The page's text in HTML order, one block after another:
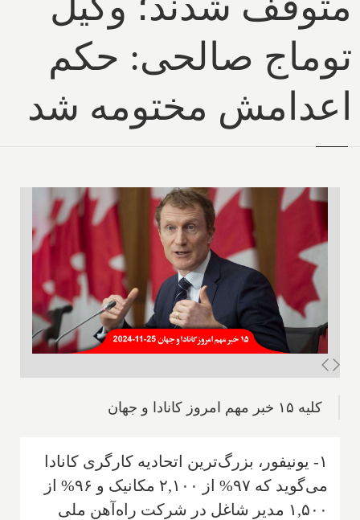
توماج صالحی: حکم
اعدامش مختومه شد
کلیه ۱۵ خبر مهم امروز کانادا و جهان
۱- یونیفور، بزرگ‌ترین اتحادیه کارگری کانادا
می‌گوید که ۹۷% از ۲,۱۰۰ مکانیک و ۹۶% از
۱,۵۰۰ مدیر شاغل در شرکت راه‌آهن ملی